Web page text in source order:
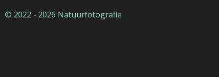
© 2022 - 2026 Natuurfotografie